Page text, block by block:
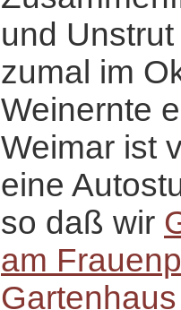
und
zumal im
Weinernte
Weimar ist
eine
so daß wir
am